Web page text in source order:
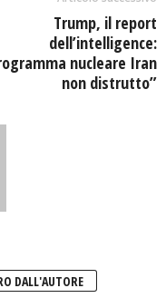
Trump, il report
dell’intelligence:
nucleare Iran
non distrutto”
DALL'AUTORE